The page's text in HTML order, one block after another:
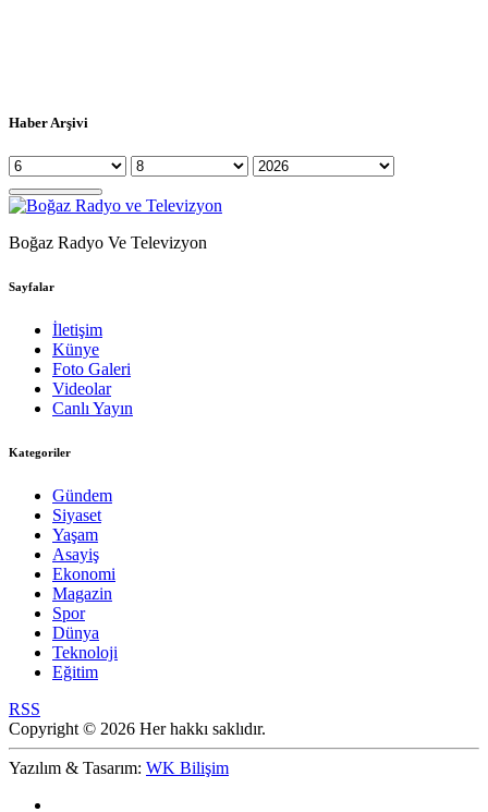
Haber Arşivi
Boğaz Radyo Ve Televizyon
Sayfalar
İletişim
Künye
Foto Galeri
Videolar
Canlı Yayın
Kategoriler
Gündem
Siyaset
Yaşam
Asayiş
Ekonomi
Magazin
Spor
Dünya
Teknoloji
Eğitim
RSS
Copyright © 2026 Her hakkı saklıdır.
Yazılım & Tasarım: WK Bilişim